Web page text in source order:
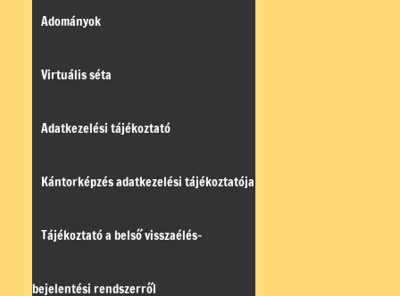
Adományok
Virtuális séta
Adatkezelési tájékoztató
Kántorképzés adatkezelési tájékoztatója
Tájékoztató a belső visszaélés-
bejelentési rendszerről